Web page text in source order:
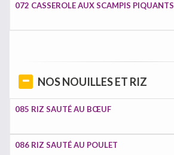
072 CASSEROLE AUX SCAMPIS PIQUANTS
NOS NOUILLES ET RIZ
085 RIZ SAUTÉ AU BŒUF
086 RIZ SAUTÉ AU POULET